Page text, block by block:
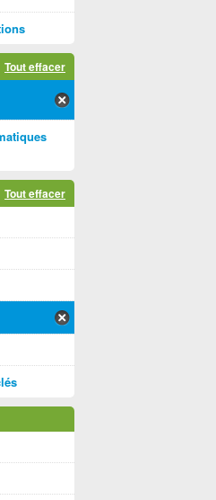
Tout effacer
Tout effacer